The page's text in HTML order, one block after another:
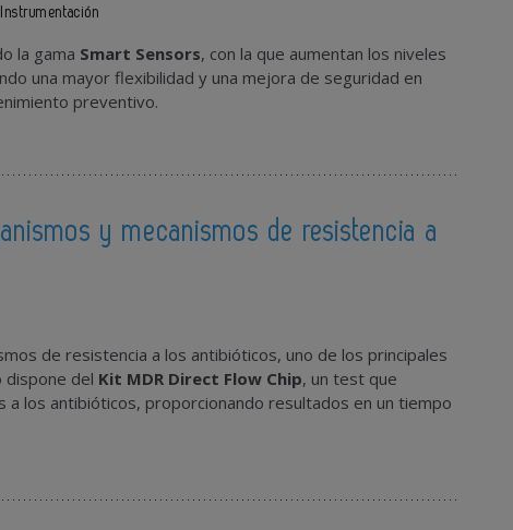
Instrumentación
la gama Smart Sensors, con la que aumentan los niveles
una mayor flexibilidad y una mejora de seguridad en
preventivo.
y mecanismos de resistencia a
de resistencia a los antibióticos, uno de los principales
dispone del Kit MDR Direct Flow Chip, un test que
los antibióticos, proporcionando resultados en un tiempo